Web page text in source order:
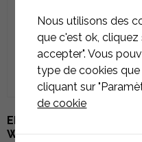
ENPHASE IQ8+ MIKRO-
WECHSELRICHTER
Nous utilisons des
que c'est ok,
accepter". Vous
type de cookies
cliquant sur
de cookie